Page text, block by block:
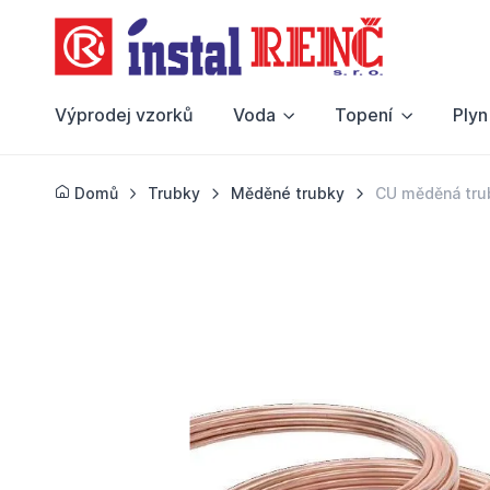
Výprodej vzorků Voda Topení Plyn
Domů Trubky Měděné trubky CU měděná